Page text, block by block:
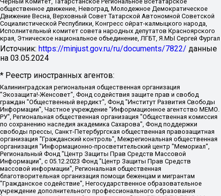
общественное движение, Невоград, Молодежное Демократическое
Движение Весна, Верховный Совет Татарской Автономной Советской
Социалистической Республики, Конгресс ойрат-калмыцкого народа,
Исполнительный комитет совета народных депутатов Красноярского
края, Этническое национальное объединение, ЛГБТ, Я.МЫ Сергей Фургал
Источник: https://minjust.gov.ru/ru/documents/7822/ данные
на 03.05.2024
* Реестр иностранных агентов:
Калининградская региональная общественная организация "Экозащита!-Женсовет", Фонд содействия защите прав и свобод граждан "Общественный вердикт", Фонд "Институт Развития Свободы Информации", Частное учреждение "Информационное агентство МЕМО. РУ", Региональная общественная организация "Общественная комиссия по сохранению наследия академика Сахарова", Фонд поддержки свободы прессы, Санкт-Петербургская общественная правозащитная организация "Гражданский контроль", Межрегиональная общественная организация "Информационно-просветительский центр "Мемориал", Региональный Фонд "Центр Защиты Прав Средств Массовой Информации", с 05.12.2023 Фонд "Центр Защиты Прав Средств массовой информации", Региональная общественная благотворительная организация помощи беженцам и мигрантам "Гражданское содействие", Негосударственное образовательное учреждение дополнительного профессионального образования (повышение квалификации) специалистов "АКАДЕМИЯ ПО ПРАВАМ ЧЕЛОВЕКА", Свердловская региональная общественная организация "Сутяжник", Автономная некоммерческая организация "Центр независимых социологических исследований", Союз общественных объединений "Российский исследовательский центр по правам человека", Региональное общественное учреждение научно-информационный центр "МЕМОРИАЛ", Некоммерческая организация "Фонд защиты гласности", Автономная некоммерческая организация "Институт прав человека", Городская общественная организация "Екатеринбургское общество "МЕМОРИАЛ", Городская общественная организация "Рязанское историко-просветительское и правозащитное общество "Мемориал" (Рязанский Мемориал), Челябинский региональный орган общественной самодеятельности – женское общественное объединение "Женщины Евразии", Челябинский региональный орган общественной самодеятельности "Уральская правозащитная группа", Фонд содействия защите здоровья и социальной справедливости имени Андрея Рылькова, Автономная Некоммерческая Организация "Аналитический Центр Юрия Левады", Автономная некоммерческая организация социальной поддержки населения "Проект Апрель", Региональная общественная организация помощи женщинам и детям, находящимся в кризисной ситуации "Информационно-методический центр "Анна", Фонд содействия развитию массовых коммуникаций и правовому просвещению "Так-так-Так", Фонд содействия устойчивому развитию "Серебряная тайга", Свердловский региональный общественный фонд социальных проектов "Новое время", "Idel.Реалии", Кавказ.Реалии, Крым.Реалии, Телеканал Настоящее Время, Татаро-башкирская служба Радио Свобода (Azatliq Radiosi), Радио Свободная Европа/Радио Свобода (PCE/PC), "Сибирь.Реалии", "Фактограф", Благотворительный фонд помощи осужденным и их семьям, Автономная некоммерческая организация "Институт глобализации и социальных движений", Фонд "В защиту прав заключенных", Частное учреждение "Центр поддержки и содействия развитию средств массовой информации", Пензенский региональный общественный благотворительный фонд "Гражданский союз", "Север.Реалии", Некоммерческая организация Фонд "Правовая инициатива", Общество с ограниченной ответственностью "Радио Свободная Европа/Радио Свобода", Чешское информационное агентство "MEDIUM-ORIENT", Красноярская региональная общественная организация "Мы против СПИДа", Камалягин Денис Николаевич, Маркелов Сергей Евгеньевич, Пономарев Лев Александрович, Савицкая Людмила Алексеевна, Автономная некоммерческая организация "Центр по работе с проблемой насилия "НАСИЛИЮ.НЕТ", Межрегиональный профессиональный союз работников здравоохранения "Альянс врачей", Юридическое лицо, зарегистрированное в Латвийской Республике, SIA "Medusa Project" (регистрационный номер 40103797863, дата регистрации 10.06.2014), Некоммерческая организация "Фонд по борьбе с коррупцией", Автономная некоммерческая организация "Институт права и публичной политики", Баданин Роман Сергеевич, Гликин Максим Александрович, Железнова Мария Михайловна, Лукьянова Юлия Сергеевна, Маетная Елизавета Витальевна, Маняхин Петр Борисович, Чуракова Ольга Владимировна, Ярош Юлия Петровна, Юридическое лицо "The Insider SIA", зарегистрированное в Риге, Латвийская Республика (дата регистрации 26.06.2015), являющееся администратором доменного имени интернет-издания "The Insider SIA", https://theins.ru, Постернак Алексей Евгеньевич, Рубин Михаил Аркадьевич, Анин Роман Александрович, Юридическое лицо Istories fonds, зарегистрированное в Латвийской Республике (регистрационный номер 50008295751, дата регистрации 24.02.2020), Великовский Дмитрий Александрович, Долинина Ирина Николаевна, Мароховская Алеся Алексеевна, Шлейнов Роман Юрьевич, Шмагун Олеся Валентиновна, Общество с ограниченной ответственностью "Альтаир 2021", Общество с ограниченной ответственностью "Вега 2021", Общество с ограниченной ответственностью "Главный редактор 2021", Общество с ограниченной ответственностью "Ромашки монолит", Важенков Артем Валерьевич, Ивановская областная общественная организация "Центр гендерных исследований", Гурман Юрий Альбертович, Медиапроект "ОВД-Инфо", Егоров Владимир Владимирович, Жилинский Владимир Александрович, Общество с ограниченной ответственностью "ЗП", Иванова София Юрьевна, Карезина Инна Павловна, Кильтау Екатерина Викторовна, Петров Алексей Викторович, Пискунов Сергей Евгеньевич, Смирнов Сергей Сергеевич, Тихонов Михаил Сергеевич, Общество с ограниченной ответственностью "ЖУРНАЛИСТ-ИНОСТРАННЫЙ АГЕНТ", Арапова Галина Юрьевна, Вольтская Татьяна Анатольевна, Американская компания "Mason G.E.S. Anonymous Foundation" (США), являющаяся владельцем интернет-издания https://mnews.world/, Компания "Stichting Bellingcat", зарегистрированная в Нидерландах (дата регистрации 11.07.2018), Захаров Андрей Вячеславович, Клепиковская Екатерина Дмитриевна, Общество с ограниченной ответственностью "МЕМО", Перл Роман Александрович, Симонов Евгений Алексеевич, Соловьева Елена Анатольевна, Сотников Даниил Владимирович, Сурначева Елизавета Дмитриевна, Автономная некоммерческая организация по защите прав человека и информированию населения "Якутия – Наше Мнение", Общество с ограниченной ответственностью "Москоу диджитал медиа", с 26.01.2023 Общество с ограниченной ответственностью "Чайка Белые сады", Ветошкина Валерия Валерьевна, Заговора Максим Александрович, Межрегиональное общественное движение "Российская ЛГБТ - сеть", Оленичев Максим Владимирович, Павлов Иван Юрьевич, Скворцова Елена Сергеевна, Общество с ограниченной ответственностью "Как бы инагент", Кочетков Игорь Викторович, Общество с ограниченной ответственностью "Честные выборы", Еланчик Олег Александрович, Общество с ограниченной ответственностью "Нобелевский призыв", Гималова Регина Эмилевна, Григорьев Андрей Валерьевич, Григорьева Алина Александровна, Ассоциация по содействию защите прав призывников, альтернативнослужащих и военнослужащих "Правозащитная группа "Гражданин.Армия.Право", Хисамова Регина Фаритовна, Автономная некоммерческая организация по реализации социально-правовых программ "Лилит", Дальневосточное общественное движение "Маяк", Санкт-Петербургская ЛГБТ-инициативная группа "Выход", Инициативная группа ЛГБТ+ "Реверс", Алексеев Андрей Викторович, Бекбулатова Таисия Львовна, Беляев Иван Михайлович, Владыкина Елена Сергеевна, Гельман Марат Александрович, Никульшина Вероника Юрьевна, Толоконникова Надежда Андреевна, Шендерович Виктор Анатольевич, Общество с ограниченной ответственностью "Данное сообщение", Общество с ограниченной ответственностью Издательский дом "Новая глава", Айнбиндер Александра Александровна, Московский комьюнити-центр для ЛГБТ+инициатив, Благотворительный фонд развития филантропии, Deutsche Welle (Германия, Kurt-Schumacher-Strasse 3, 53113 Bonn), Борзунова Мария Михайловна, Воробьев Виктор Викторович, Голубева Анна Львовна, Константинова Алла Михайловна, Малкова Ирина Владимировна, Мурадов Мурад Абдулгалимович, Осетинская Елизавета Николаевна, Понасенков Евгений Николаевич, Ганапольский Матвей Юрьевич, Киселев Евгений Алексеевич, Борухович Ирина Григорьевна, Дремин Иван Тимофеевич, Дубровский Дмитрий Викторович, Красноярская региональная общественная организация поддержки и развития альтернативных образовательных технологий и межкультурных коммуникаций "ИНТЕРРА", Маяковская Екатерина Алексеевна, Фейгин Марк Захарович, Филимонов Андрей Викторович, Дзугкоева Регина Николаевна, Доброхотов Роман Александрович, Дудь Юрий Александрович, Елкин Сергей Владимирович, Кругликов Кирилл Игоревич, Сабунаева Мария Леонидовна, Семенов Алексей Владимирович, Шаинян Карен Багратович, Шульман Екатерина Михайловна, Асафьев Артур Валерьевич, Вахштайн Виктор Семенович, Венедиктов Алексей Алексеевич, Лушникова Екатерина Евгеньевна, Волков Леонид Михайлович, Невзоров Александр Глебович, Пархоменко Сергей Борисович, Сироткин Ярослав Николаевич, Кара-Мурза Владимир Владимирович, Баранова Наталья Владимировна, Гозман Леонид Яковлевич, Кагарлицкий Борис Юльевич, Климарев Михаил Валерьевич, Милов Владимир Станиславович, Автономная некоммерческая организация Краснодарский центр современного искусства "Типография", Моргенштерн Алишер Тагирович, Соболь Любовь Эдуардовна, Общество с ограниченной ответственностью "ЛИЗА НОРМ", Каспаров Гарри Кимович, Ходорковский Михаил Борисович, Общество с ограниченной ответственностью "Апрельские тезисы", Данилович Ирина Брониславовна, Кашин Олег Владимирович, Петров Николай Владимирович, Пивоваров Алексей Владимирович, Соколов Михаил Владимирович, Цветкова Юлия Владимировна, Чичваркин Евгений Александрович, Комитет против пыток/Команда против пыток, Общество с ограниченной ответственностью "Первый научный", Общество с ограниченной ответственностью "Вертолет и ко", Белоцерковская Вероника Борисовна, Кац Максим Евгеньевич, Лазарева Татьяна Юрьевна, Шаведдинов Руслан Табризович, Яшин Илья Валерьевич, Общество с ограниченной ответственностью "Иноагент ААВ", Алешковский Дмитрий Петрович, Альбац Евгения Марковна, Быков Дмитрий Львович, Галямина Юлия Евгеньевна, Лойко Сергей Леонидович, Мартынов Кирилл Константинович, Медведев Сергей Александрович, Крашенинников Федор Геннадиевич, Гордеева Катерина Вл